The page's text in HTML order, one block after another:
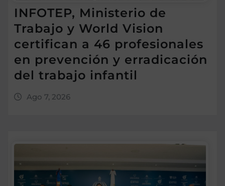
INFOTEP, Ministerio de
Trabajo y World Vision
certifican a 46 profesionales
en prevención y erradicación
del trabajo infantil
Ago 7, 2026